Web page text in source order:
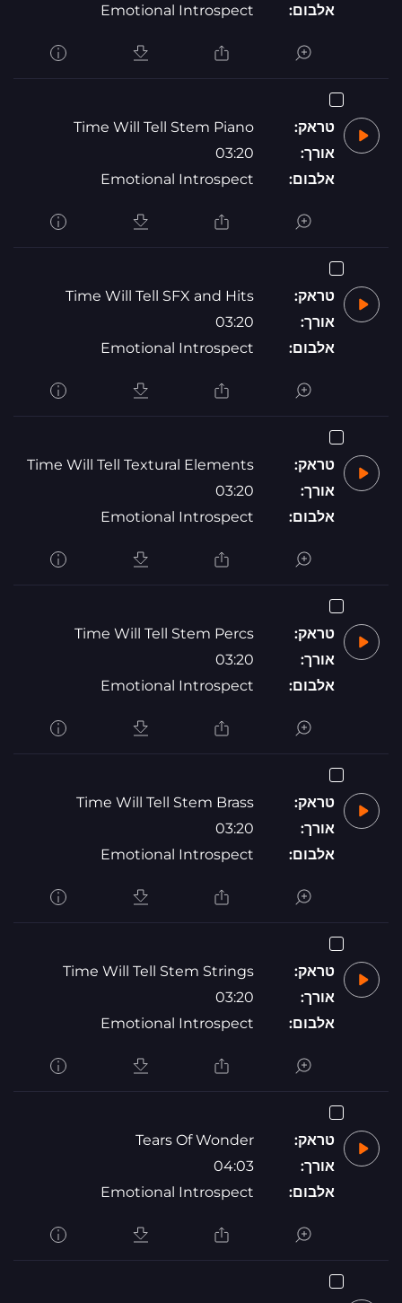
אלבום:
Emotional Introspect
טראק:
Time Will Tell Stem Piano
אורך:
03:20
אלבום:
Emotional Introspect
טראק:
Time Will Tell SFX and Hits
אורך:
03:20
אלבום:
Emotional Introspect
טראק:
Time Will Tell Textural Elements
אורך:
03:20
אלבום:
Emotional Introspect
טראק:
Time Will Tell Stem Percs
אורך:
03:20
אלבום:
Emotional Introspect
טראק:
Time Will Tell Stem Brass
אורך:
03:20
אלבום:
Emotional Introspect
טראק:
Time Will Tell Stem Strings
אורך:
03:20
אלבום:
Emotional Introspect
טראק:
Tears Of Wonder
אורך:
04:03
אלבום:
Emotional Introspect